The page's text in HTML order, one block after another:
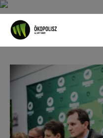
Rólunk
Cikkek
SDG célok